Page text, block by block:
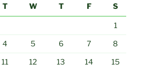
T W T F S
1
4 5 6 7 8
11 12 13 14 15